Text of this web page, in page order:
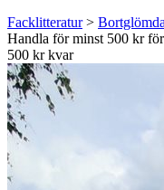
Facklitteratur>
Handla för minst 500 kr
500 kr kvar